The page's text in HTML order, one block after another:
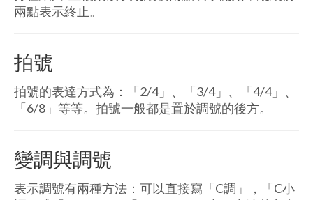
兩點表示終止。
拍號
拍號的表達方式為：「2/4」、「3/4」、「4/4」、
「6/8」等等。拍號一般都是置於調號的後方。
變調與調號
表示調號有兩種方法：可以直接寫「C調」，「C小